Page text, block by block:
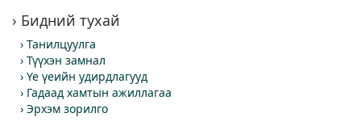
Бидний тухай
Танилцуулга
Түүхэн замнал
Үе үеийн удирдлагууд
Гадаад хамтын ажиллагаа
Эрхэм зорилго